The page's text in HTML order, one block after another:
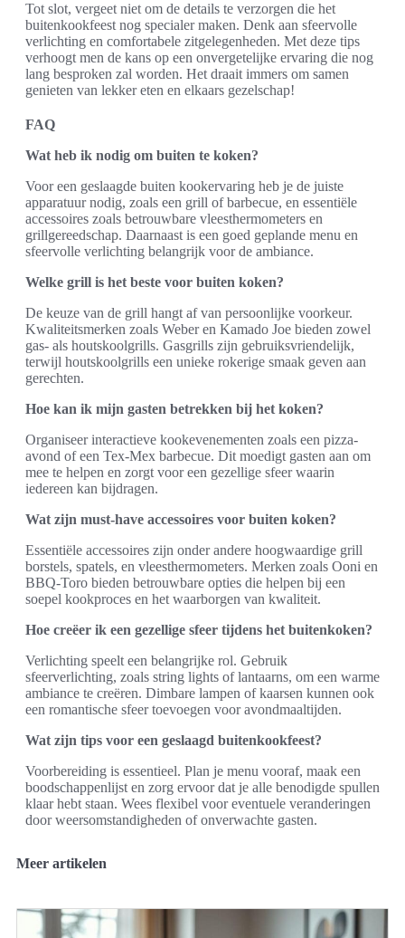
Tot slot, vergeet niet om de details te verzorgen die het
buitenkookfeest nog specialer maken. Denk aan sfeervolle
verlichting en comfortabele zitgelegenheden. Met deze tips
verhoogt men de kans op een onvergetelijke ervaring die nog
lang besproken zal worden. Het draait immers om samen
genieten van lekker eten en elkaars gezelschap!
FAQ
Wat heb ik nodig om buiten te koken?
Voor een geslaagde buiten kookervaring heb je de juiste
apparatuur nodig, zoals een grill of barbecue, en essentiële
accessoires zoals betrouwbare vleesthermometers en
grillgereedschap. Daarnaast is een goed geplande menu en
sfeervolle verlichting belangrijk voor de ambiance.
Welke grill is het beste voor buiten koken?
De keuze van de grill hangt af van persoonlijke voorkeur.
Kwaliteitsmerken zoals Weber en Kamado Joe bieden zowel
gas- als houtskoolgrills. Gasgrills zijn gebruiksvriendelijk,
terwijl houtskoolgrills een unieke rokerige smaak geven aan
gerechten.
Hoe kan ik mijn gasten betrekken bij het koken?
Organiseer interactieve kookevenementen zoals een pizza-
avond of een Tex-Mex barbecue. Dit moedigt gasten aan om
mee te helpen en zorgt voor een gezellige sfeer waarin
iedereen kan bijdragen.
Wat zijn must-have accessoires voor buiten koken?
Essentiële accessoires zijn onder andere hoogwaardige grill
borstels, spatels, en vleesthermometers. Merken zoals Ooni en
BBQ-Toro bieden betrouwbare opties die helpen bij een
soepel kookproces en het waarborgen van kwaliteit.
Hoe creëer ik een gezellige sfeer tijdens het buitenkoken?
Verlichting speelt een belangrijke rol. Gebruik
sfeerverlichting, zoals string lights of lantaarns, om een warme
ambiance te creëren. Dimbare lampen of kaarsen kunnen ook
een romantische sfeer toevoegen voor avondmaaltijden.
Wat zijn tips voor een geslaagd buitenkookfeest?
Voorbereiding is essentieel. Plan je menu vooraf, maak een
boodschappenlijst en zorg ervoor dat je alle benodigde spullen
klaar hebt staan. Wees flexibel voor eventuele veranderingen
door weersomstandigheden of onverwachte gasten.
Meer artikelen